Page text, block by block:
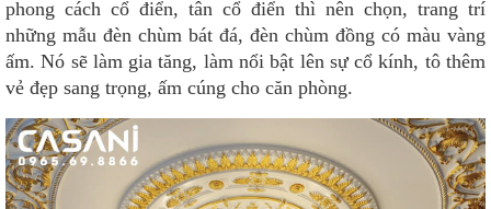
phong cách cổ điển, tân cổ điển thì nên chọn, trang trí
những mẫu đèn chùm bát đá, đèn chùm đồng có màu vàng
ấm. Nó sẽ làm gia tăng, làm nổi bật lên sự cổ kính, tô thêm
vẻ đẹp sang trọng, ấm cúng cho căn phòng.